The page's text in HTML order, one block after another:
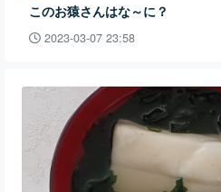
このお猿さんはな～に？
2023-03-07 23:58